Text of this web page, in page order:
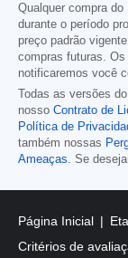
Qualquer compra
durante o período
preço padrão
compras futuras.
notificaremos você
Todas as versões
nosso Contrato de
Política de
também nossas
Ameaças. Se
Página Inicial
Critérios de